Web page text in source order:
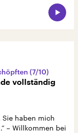
(7/10)
vollständig
Sie haben mich
– Willkommen bei